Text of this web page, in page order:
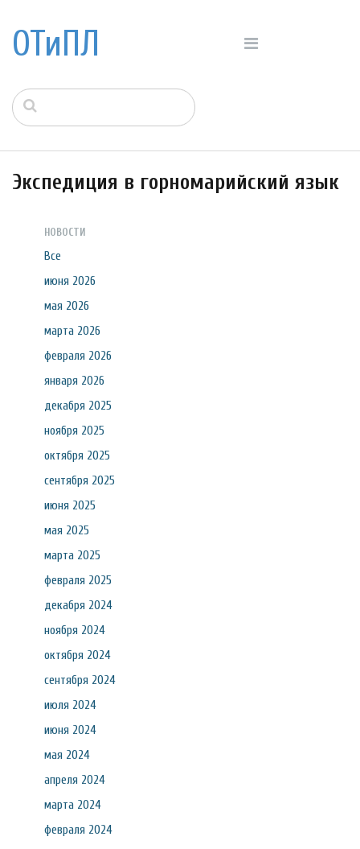
ОТиПЛ
Экспедиция в горномарийский язык
НОВОСТИ
Все
июня 2026
мая 2026
марта 2026
февраля 2026
января 2026
декабря 2025
ноября 2025
октября 2025
сентября 2025
июня 2025
мая 2025
марта 2025
февраля 2025
декабря 2024
ноября 2024
октября 2024
сентября 2024
июля 2024
июня 2024
мая 2024
апреля 2024
марта 2024
февраля 2024